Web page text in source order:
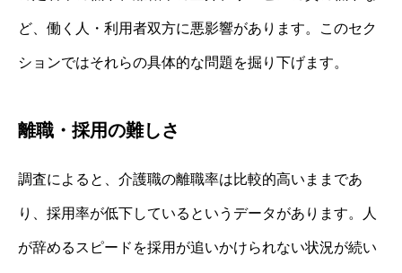
ど、働く人・利用者双方に悪影響があります。このセク
ションではそれらの具体的な問題を掘り下げます。
離職・採用の難しさ
調査によると、介護職の離職率は比較的高いままであ
り、採用率が低下しているというデータがあります。人
が辞めるスピードを採用が追いかけられない状況が続い